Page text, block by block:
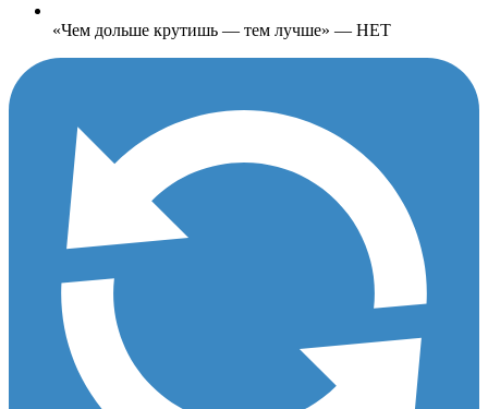
«Чем дольше крутишь — тем лучше» — НЕТ